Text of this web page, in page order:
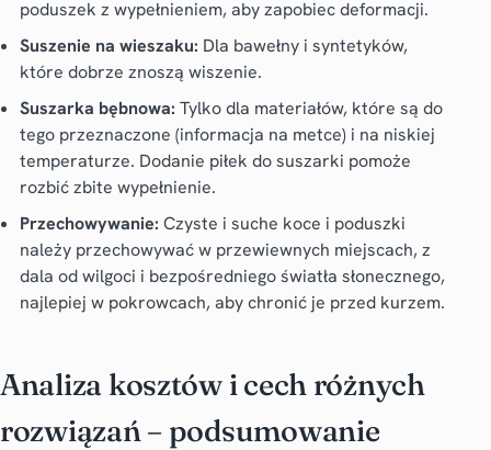
poduszek z wypełnieniem, aby zapobiec deformacji.
Suszenie na wieszaku: Dla bawełny i syntetyków,
które dobrze znoszą wiszenie.
Suszarka bębnowa: Tylko dla materiałów, które są do
tego przeznaczone (informacja na metce) i na niskiej
temperaturze. Dodanie piłek do suszarki pomoże
rozbić zbite wypełnienie.
Przechowywanie: Czyste i suche koce i poduszki
należy przechowywać w przewiewnych miejscach, z
dala od wilgoci i bezpośredniego światła słonecznego,
najlepiej w pokrowcach, aby chronić je przed kurzem.
Analiza kosztów i cech różnych
rozwiązań – podsumowanie